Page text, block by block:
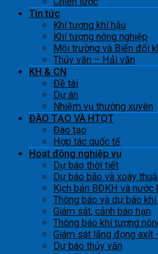
Tin tức
Khí tượng khí hậu
Khí tượng nông nghiệp
Môi trường và Biến đổi
Thủy văn – Hải văn
KH & CN
Đề tài
Dự án
Nhiệm vụ thường xuyên
ĐÀO TẠO VÀ HTQT
Đào tạo
Hợp tác quốc tế
Hoạt động nghiệp vụ
Dự báo thời tiết
Dự báo bão và xoáy
Kịch bản BĐKH và nước
Thông báo và dự báo khí
Giám sát, cảnh báo hạn
Thông báo khí tượng
Giám sát lắng đọng axít
Dự báo thủy văn